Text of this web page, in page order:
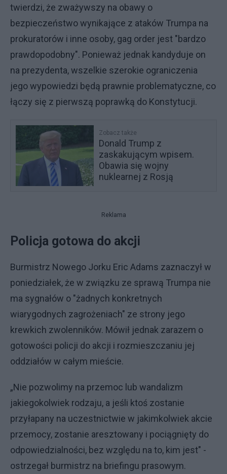
twierdzi, że zważywszy na obawy o
bezpieczeństwo wynikające z ataków Trumpa na
prokuratorów i inne osoby, gag order jest "bardzo
prawdopodobny". Ponieważ jednak kandyduje on
na prezydenta, wszelkie szerokie ograniczenia
jego wypowiedzi będą prawnie problematyczne, co
łączy się z pierwszą poprawką do Konstytucji.
Zobacz także
Donald Trump z
zaskakującym wpisem.
Obawia się wojny
nuklearnej z Rosją
Reklama
Policja gotowa do akcji
Burmistrz Nowego Jorku Eric Adams zaznaczył w
poniedziałek, że w związku ze sprawą Trumpa nie
ma sygnałów o "żadnych konkretnych
wiarygodnych zagrożeniach" ze strony jego
krewkich zwolenników. Mówił jednak zarazem o
gotowości policji do akcji i rozmieszczaniu jej
oddziałów w całym mieście.
„Nie pozwolimy na przemoc lub wandalizm
jakiegokolwiek rodzaju, a jeśli ktoś zostanie
przyłapany na uczestnictwie w jakimkolwiek akcie
przemocy, zostanie aresztowany i pociągnięty do
odpowiedzialności, bez względu na to, kim jest" -
ostrzegał burmistrz na briefingu prasowym.